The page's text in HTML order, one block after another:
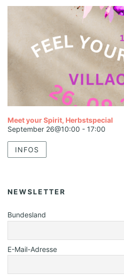
Meet your Spirit, Herbstspecial
September 26@10:00 - 17:00
INFOS
NEWSLETTER
Bundesland
E-Mail-Adresse